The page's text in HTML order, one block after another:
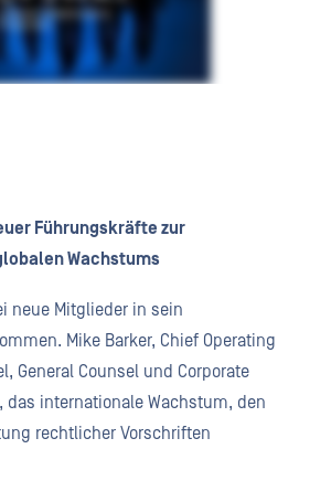
Führungskräfte zur
Wachstums
neue Mitglieder in sein
Mike Barker, Chief Operating
General Counsel und Corporate
das internationale Wachstum, den
rechtlicher Vorschriften